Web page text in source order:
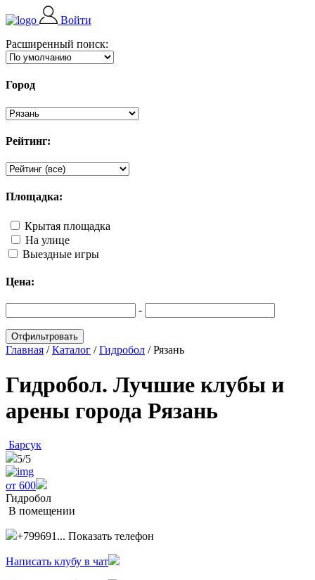
Войти
Расширенный поиск:
Город
Рейтинг:
Площадка:
Крытая площадка
На улице
Выездные игры
Цена:
-
Главная /Каталог /Гидробол /Рязань
Гидробол. Лучшие клубы и
арены города Рязань
Барсук
5/5
от 600
Гидробол
В помещении
+799691... Показать телефон
Написать клубу в чат